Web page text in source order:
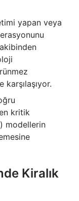
yapan veya
kritik
modellerin
Kiralık